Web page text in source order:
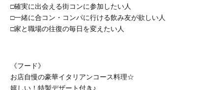
□確実に出会える街コンに参加したい人
□一緒に合コン・コンパに行ける飲み友が欲しい人
□家と職場の往復の毎日を変えたい人
《フード》
お店自慢の豪華イタリアンコース料理☆
嬉しい！特製デザート付き♪